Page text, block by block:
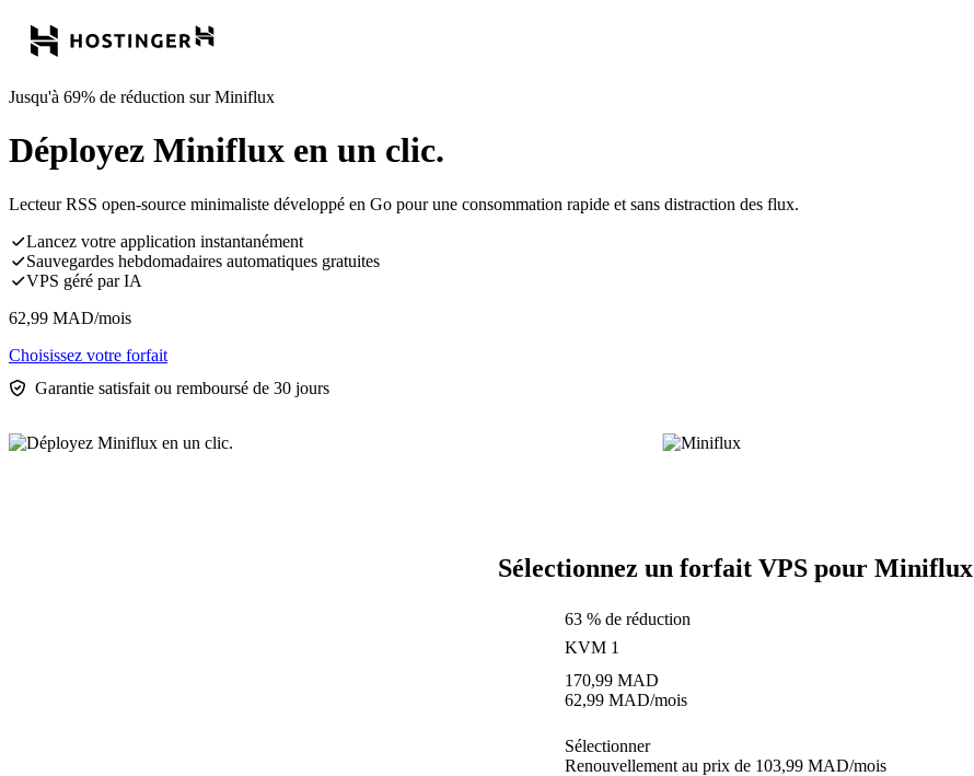
Jusqu'à 69% de réduction sur Miniflux
Déployez Miniflux en un clic.
Lecteur RSS open-source minimaliste développé en Go pour une consommation rapide et sans distraction des flux.
Lancez votre application instantanément
Sauvegardes hebdomadaires automatiques gratuites
VPS géré par IA
62,99 MAD/mois
Choisissez votre forfait
Garantie satisfait ou remboursé de 30 jours
Sélectionnez un forfait VPS pour Miniflux
63 % de réduction
KVM 1
170,99 MAD
62,99 MAD/mois
Sélectionner
Renouvellement au prix de 103,99 MAD/mois